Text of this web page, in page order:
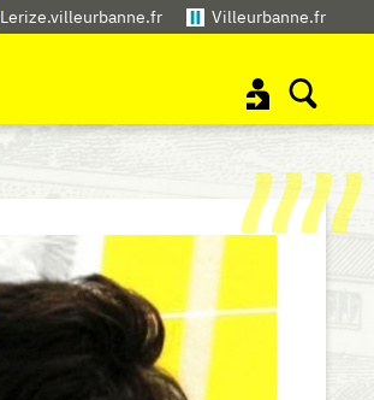
Lerize.villeurbanne.fr Villeurbanne.fr